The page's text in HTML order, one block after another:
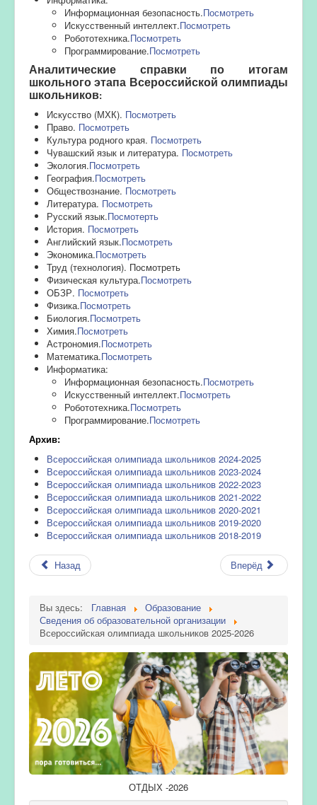
Информационная безопасность.Посмотреть
Искусственный интеллект.Посмотреть
Робототехника.Посмотреть
Программирование.Посмотреть
Аналитические справки по итогам
школьного этапа Всероссийской олимпиады
школьников:
Искусство (МХК). Посмотреть
Право. Посмотреть
Культура родного края. Посмотреть
Чувашский язык и литература. Посмотреть
Экология.Посмотреть
География.Посмотреть
Обществознание. Посмотреть
Литература. Посмотреть
Русский язык.Посмотерть
История. Посмотреть
Английский язык.Посмотреть
Экономика.Посмотреть
Труд (технология). Посмотреть
Физическая культура.Посмотреть
ОБЗР. Посмотреть
Физика.Посмотреть
Биология.Посмотреть
Химия.Посмотреть
Астрономия.Посмотреть
Математика.Посмотреть
Информатика:
Информационная безопасность.Посмотреть
Искусственный интеллект.Посмотреть
Робототехника.Посмотреть
Программирование.Посмотреть
Архив:
Всероссийская олимпиада школьников 2024-2025
Всероссийская олимпиада школьников 2023-2024
Всероссийская олимпиада школьников 2022-2023
Всероссийская олимпиада школьников 2021-2022
Всероссийская олимпиада школьников 2020-2021
Всероссийская олимпиада школьников 2019-2020
Всероссийская олимпиада школьников 2018-2019
Назад Вперёд
Вы здесь: Главная
Образование
Сведения об образовательной организации
Всероссийская олимпиада школьников 2025-2026
ОТДЫХ -2026